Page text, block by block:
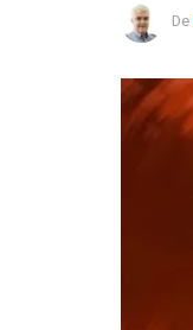
De